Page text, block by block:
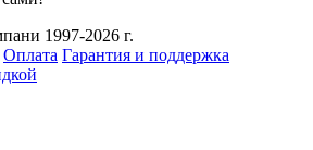
1997-2026 г.
Оплата Гарантия и поддержка